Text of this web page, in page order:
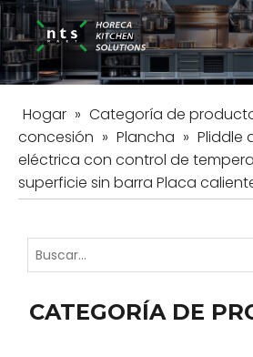
Hogar » Categoría de
concesión » Plancha » Pliddle
eléctrica con control de
superficie sin barra Placa
CATEGORÍA DE